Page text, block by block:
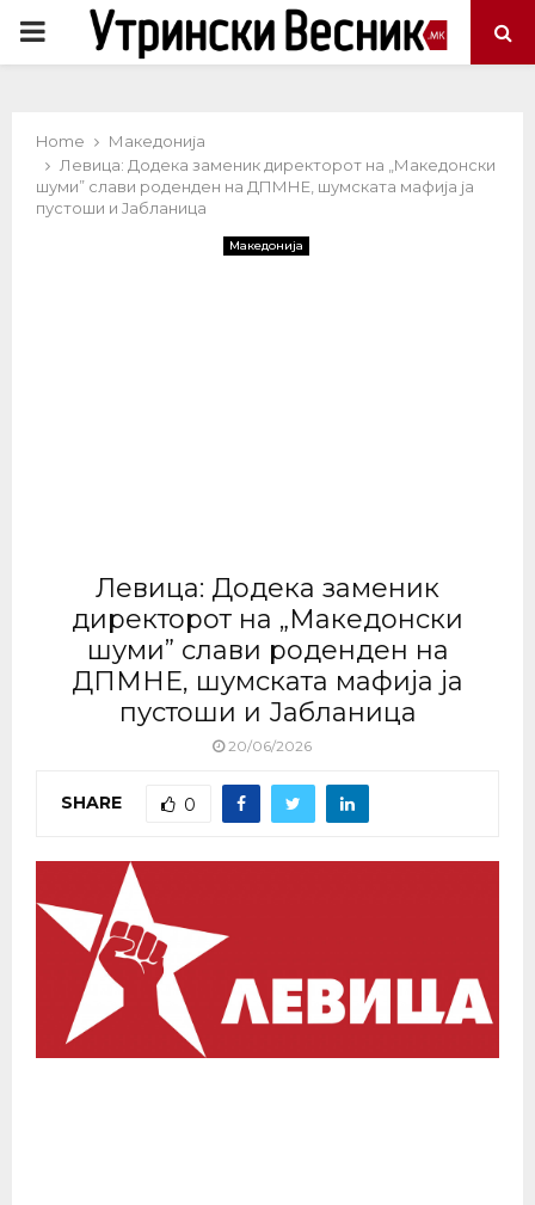
PRIMARY
Home
Македонија
Левица: Додека заменик директорот на „Македонски
шуми” слави роденден на ДПМНЕ, шумската мафија ја
пустоши и Јабланица
Македонија
Левица: Додека заменик
директорот на „Македонски
шуми” слави роденден на
ДПМНЕ, шумската мафија ја
пустоши и Јабланица
20/06/2026
SHARE 0